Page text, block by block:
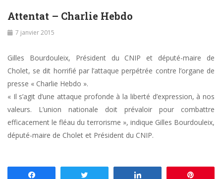
Attentat – Charlie Hebdo
7 janvier 2015
Gilles Bourdouleix, Président du CNIP et député-maire de
Cholet, se dit horrifié par l’attaque perpétrée contre l’organe de
presse « Charlie Hebdo ».
« Il s’agit d’une attaque profonde à la liberté d’expression, à nos
valeurs. L’union nationale doit prévaloir pour combattre
efficacement le fléau du terrorisme », indique Gilles Bourdouleix,
député-maire de Cholet et Président du CNIP.